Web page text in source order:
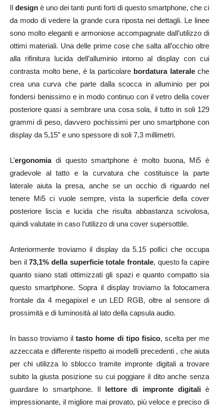
Ildesign è uno dei tanti punti forti di questo smartphone, che ci
da modo di vedere la grande cura riposta nei dettagli. Le linee
sono molto eleganti e armoniose accompagnate dall’utilizzo di
ottimi materiali. Una delle prime cose che salta all’occhio oltre
alla rifinitura lucida dell’alluminio intorno al display con cui
contrasta molto bene, è la particolare bordatura lateraleche
crea una curva che parte dalla scocca in alluminio per poi
fondersi benissimo e in modo continuo con il vetro della cover
posteriore quasi a sembrare una cosa sola, il tutto in soli 129
grammi di peso, davvero pochissimi per uno smartphone con
display da 5,15” e uno spessore di soli 7,3 millimetri.
L’ergonomiadi questo smartphone è molto buona, Mi5 è
gradevole al tatto e la curvatura che costituisce la parte
laterale aiuta la presa, anche se un occhio di riguardo nel
tenere Mi5 ci vuole sempre, vista la superficie della cover
posteriore liscia e lucida che risulta abbastanza scivolosa,
quindi valutate in caso l’utilizzo di una cover supersottile.
Anteriormente troviamo il display da 5.15 pollici che occupa
ben il73,1% della superficie totale frontale, questo fa capire
quanto siano stati ottimizzati gli spazi e quanto compatto sia
questo smartphone. Sopra il display troviamo la fotocamera
frontale da 4 megapixel e un LED RGB, oltre al sensore di
prossimità e di luminosità al lato della capsula audio.
In basso troviamo iltasto home di tipo fisico, scelta per me
azzeccata e differente rispetto ai modelli precedenti , che aiuta
per chi utilizza lo sblocco tramite impronte digitali a trovare
subito la giusta posizione su cui poggiare il dito anche senza
guardare lo smartphone. Il lettore di impronte digitaliè
impressionante, il migliore mai provato, più veloce e preciso di